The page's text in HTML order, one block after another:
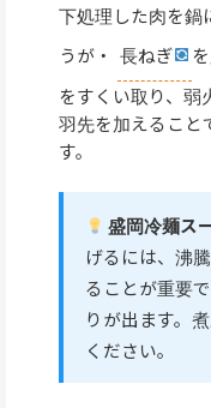
下処理した肉を鍋
うが・ 長ねぎ
をすくい取り、弱
羽先を加えること
す。
盛岡冷麺ス
げるには、沸
ることが重要
りが出ます。
ください。